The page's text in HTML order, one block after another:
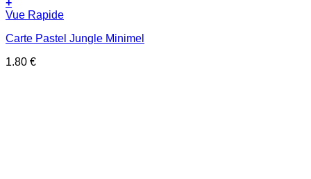
+
Vue Rapide
Carte Pastel Jungle Minimel
1.80 €